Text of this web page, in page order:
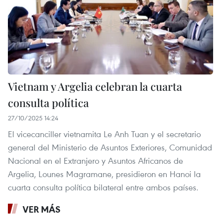
Vietnam y Argelia celebran la cuarta
consulta política
27/10/2025 14:24
El vicecanciller vietnamita Le Anh Tuan y el secretario
general del Ministerio de Asuntos Exteriores, Comunidad
Nacional en el Extranjero y Asuntos Africanos de
Argelia, Lounes Magramane, presidieron en Hanoi la
cuarta consulta política bilateral entre ambos países.
VER MÁS